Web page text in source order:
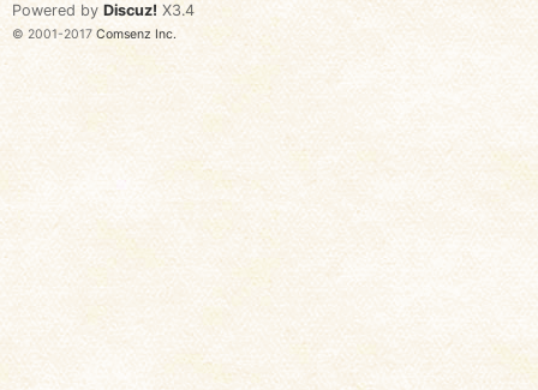
Powered by Discuz! X3.4
© 2001-2017 Comsenz Inc.